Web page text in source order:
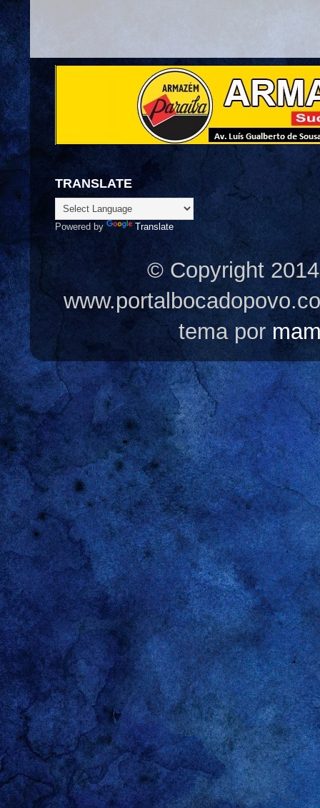
TRANSLATE
Powered by Translate
© Copyright
tema por